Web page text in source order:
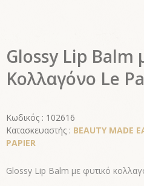
Glossy Lip Balm
Κολλαγόνο Le
Κωδικός : 102616
Κατασκευαστής : BEAUTY MADE
PAPIER
Glossy Lip Balm με φυτικό